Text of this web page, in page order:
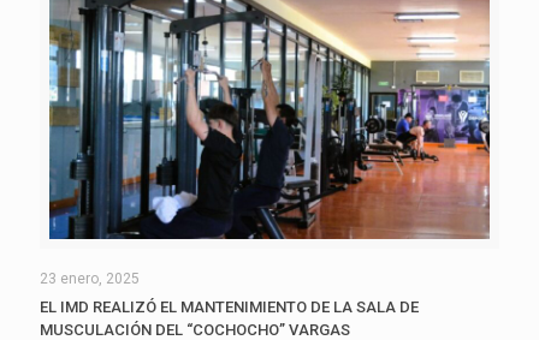
23 enero, 2025
EL IMD REALIZÓ EL MANTENIMIENTO DE LA SALA DE
MUSCULACIÓN DEL “COCHOCHO” VARGAS